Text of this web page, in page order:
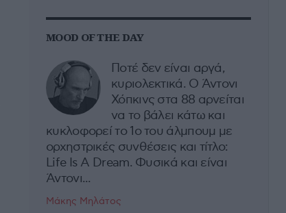
MOOD OF THE DAY
Ποτέ δεν είναι αργά,
κυριολεκτικά. Ο Άντονι
Χόπκινς στα 88 αρνείται
να το βάλει κάτω και
κυκλοφορεί το 1ο του άλμπουμ με
ορχηστρικές συνθέσεις και τίτλο:
Life Is A Dream. Φυσικά και είναι
Άντονι...
Μάκης Μηλάτος